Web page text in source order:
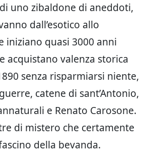
uno zibaldone di aneddoti,
dall’esotico allo
iniziano quasi 3000 anni
acquistano valenza storica
senza risparmiarsi niente,
catene di sant’Antonio,
e Renato Carosone.
di mistero che certamente
della bevanda.